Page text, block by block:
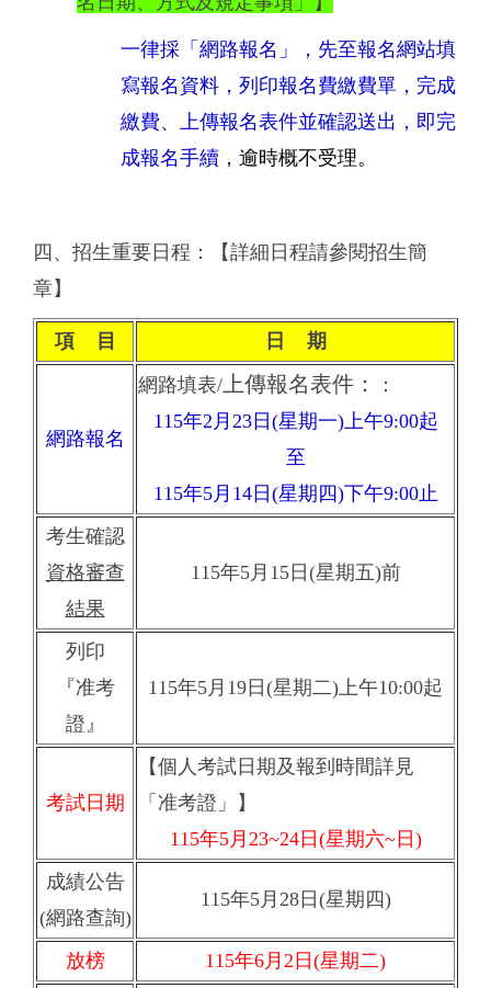
一律採「網路報名」，先至報名網站填
寫報名資料，列印報名費繳費單，完成
繳費、上傳報名表件並確認送出，即完
成報名手續 ，逾時概不受理。
四、招生重要日程：【詳細日程請參閱招生簡
章】
項 目 日 期
網路報名
網路填表/ 上傳報名表件：
：
115年2月23日(星期一)上午9:00起
至
115年5月14日(星期四)下午9:00止
考生確認
資格審查
結果
115年5月15日(星期五)前
列印
『准考
證』
115年5月19日(星期二)上午10:00起
考試日期
【個人考試日期及報到時間詳見
「准考證」】
115年5月23~24日(星期六~日)
成績公告
(網路查詢)
115年5月28日(星期四)
放榜
115年6月2日(星期二)